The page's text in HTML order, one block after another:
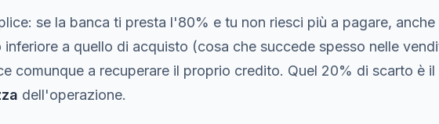
se la banca ti presta l'80% e tu non riesci più a pagare,
a quello di acquisto (cosa che succede spesso nelle
comunque a recuperare il proprio credito. Quel 20% di scarto è il
dell'operazione.